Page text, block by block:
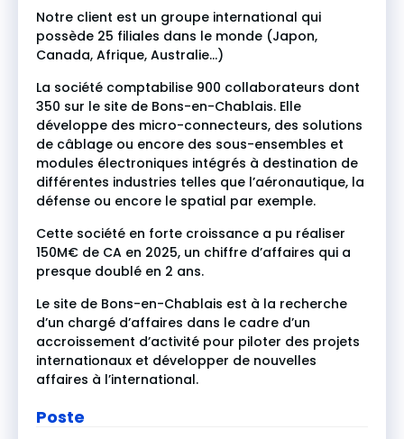
Notre client est un groupe international qui
possède 25 filiales dans le monde (Japon,
Canada, Afrique, Australie…)
La société comptabilise 900 collaborateurs dont
350 sur le site de Bons-en-Chablais. Elle
développe des micro-connecteurs, des solutions
de câblage ou encore des sous-ensembles et
modules électroniques intégrés à destination de
différentes industries telles que l’aéronautique, la
défense ou encore le spatial par exemple.
Cette société en forte croissance a pu réaliser
150M€ de CA en 2025, un chiffre d’affaires qui a
presque doublé en 2 ans.
Le site de Bons-en-Chablais est à la recherche
d’un chargé d’affaires dans le cadre d’un
accroissement d’activité pour piloter des projets
internationaux et développer de nouvelles
affaires à l’international.
Poste